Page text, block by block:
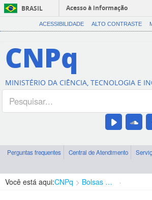
BRASIL
Acesso à informação
ACESSIBILIDADE ALTO CONTRASTE
CNPq
MINISTÉRIO DA CIÊNCIA, TECNOLOGIA E
Perguntas frequentes Central de Atendimento
Você está aqui:CNPq Bolsas e Auxílios Vigentes